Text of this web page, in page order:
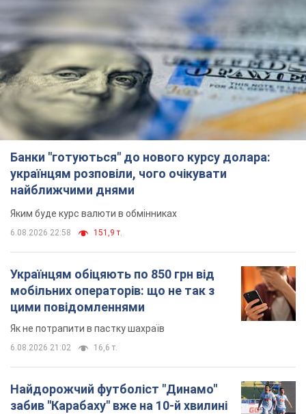
Банки "готуються" до нового курсу долара:
українцям розповіли, чого очікувати
найближчими днями
Яким буде курс валюти в обмінниках
6.08.2026 22:58 151,9 т.
Українцям обіцяють по 850 грн від
мобільних операторів: що не так з
цими повідомленнями
Як не потрапити в пастку шахраїв
6.08.2026 21:02 16,6 т.
Найдорожчий футболіст "Динамо"
забив "Карабаху" вже на 10-й хвилині